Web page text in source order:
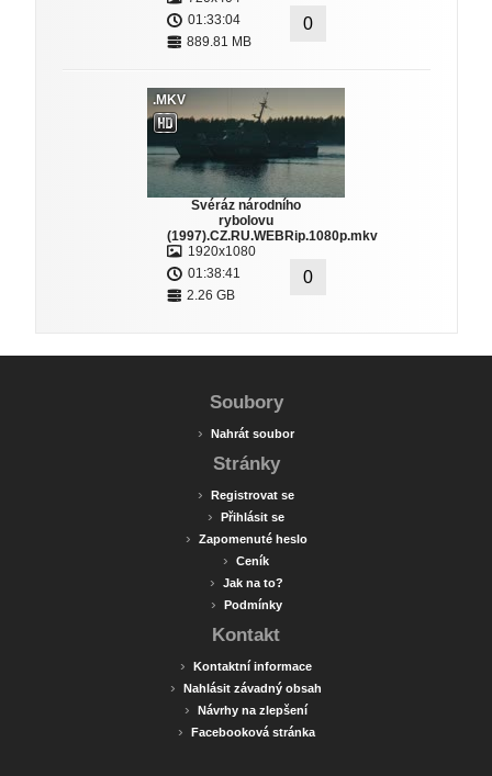
01:33:04
889.81 MB
0
.MKV
Svéráz národního
rybolovu
(1997).CZ.RU.WEBRip.1080p.mkv
1920x1080
01:38:41
2.26 GB
0
Soubory
› Nahrát soubor
Stránky
› Registrovat se
› Přihlásit se
› Zapomenuté heslo
› Ceník
› Jak na to?
› Podmínky
Kontakt
› Kontaktní informace
› Nahlásit závadný obsah
› Návrhy na zlepšení
› Facebooková stránka